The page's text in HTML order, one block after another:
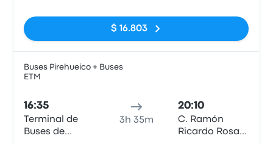
$ 16.803
Buses Pirehueico + Buses
ETM
16:35
Terminal de
Buses de
3h 35m
20:10
C. Ramón
Ricardo Rosas